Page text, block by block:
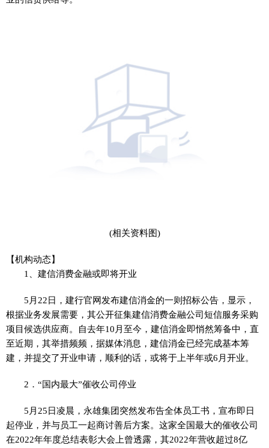
(相关资料图)
【机构动态】
1、建信消费金融或即将开业
5月22日，建行官网发布建信消金的一则招标公告，显示，
根据业务发展需要，其公开征集建信消费金融公司短信服务采购
项目候选供应商。自去年10月至今，建信消金即悄然筹备中，直
至近期，其举措频频，据媒体消息，建信消金已经完成基本筹
建，并提交了开业申请，顺利的话，或将于上半年或6月开业。
2．“国内最大”催收公司停业
5月25日凌晨，永雄集团突然发布告全体员工书，宣布即日
起停业，并与员工一起商讨善后方案。这家全国最大的催收公司
在2022年年度总结表彰大会上曾透露，其2022年营收超过8亿